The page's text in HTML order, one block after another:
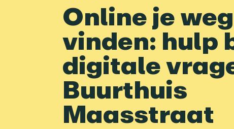
Online je weg
vinden: hulp
digitale
Buurthuis
Maasstraat